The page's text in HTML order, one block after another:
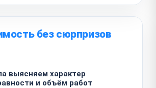
без сюрпризов
выясняем характер
и объём работ